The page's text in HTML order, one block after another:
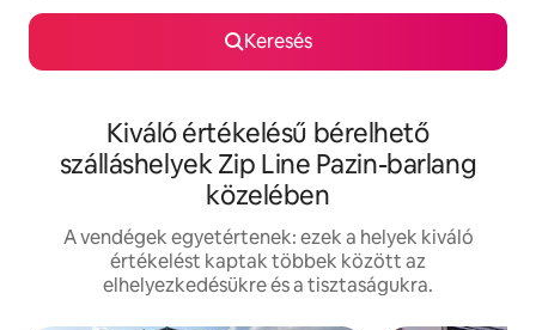
Keresés
Kiváló értékelésű bérelhető
szálláshelyek Zip Line Pazin-barlang
közelében
A vendégek egyetértenek: ezek a helyek kiváló
értékelést kaptak többek között az
elhelyezkedésükre és a tisztaságukra.